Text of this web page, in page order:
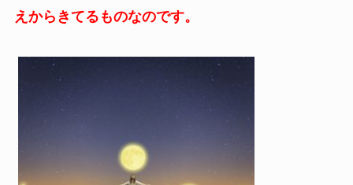
えからきてるものなのです。